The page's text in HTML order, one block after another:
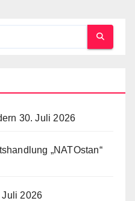
30. Juli 2026
„NATOstan“
Juli 2026